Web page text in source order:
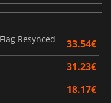
Resynced
33.54€
31.23€
18.17€